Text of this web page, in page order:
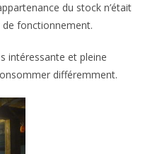
du stock n’était
fonctionnement.
intéressante et pleine
différemment.